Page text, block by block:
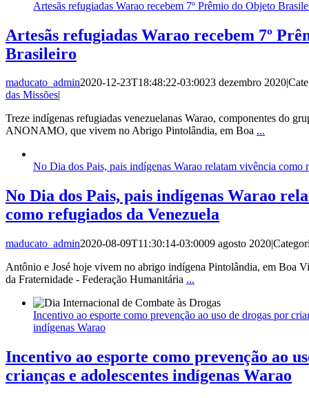
Artesãs refugiadas Warao recebem 7º Prêmio do Objeto
Artesãs refugiadas Warao recebem 7º
Brasileiro
maducato_admin2020-12-23T18:48:22-03:0023 dezembro 2020|
das Missões|
Treze indígenas refugiadas venezuelanas Warao, componentes do
ANONAMO, que vivem no Abrigo Pintolândia, em Boa ...
No Dia dos Pais, pais indígenas Warao relatam vivência como
No Dia dos Pais, pais indígenas Warao
como refugiados da Venezuela
maducato_admin2020-08-09T11:30:14-03:0009 agosto 2020|
Antônio e José hoje vivem no abrigo indígena Pintolândia, em Boa
da Fraternidade - Federação Humanitária ...
Incentivo ao esporte como prevenção ao uso de drogas por
indígenas Warao
Incentivo ao esporte como prevenção ao
crianças e adolescentes indígenas Warao